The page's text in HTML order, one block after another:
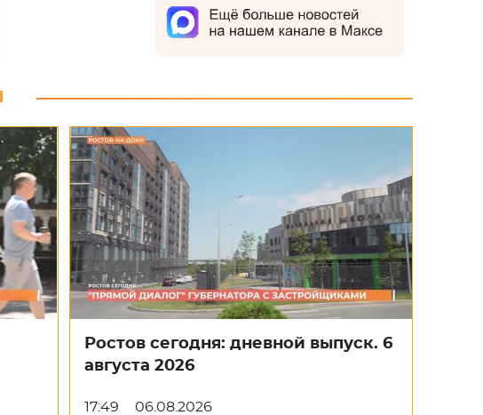
Ростов сегодня: дневной выпуск. 6
августа 2026
17:49 06.08.2026